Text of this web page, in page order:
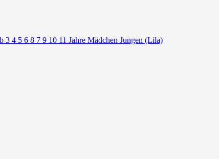
4 5 6 8 7 9 10 11 Jahre Mädchen Jungen (Lila)